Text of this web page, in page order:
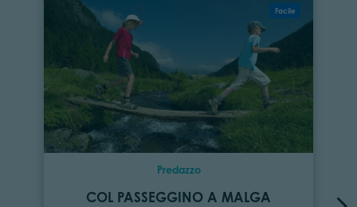
Facile
Predazzo
COL PASSEGGINO A MALGA